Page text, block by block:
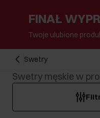
FINAŁ
Twoje ulubione
Swetry
Swetry męskie w